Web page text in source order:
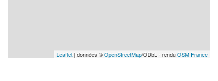
Leaflet | données ©OpenStreetMap/ODbL - renduOSM France